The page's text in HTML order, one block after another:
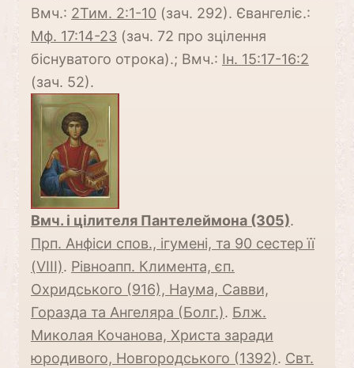
Вмч.: 2Тим. 2:1-10 (зач. 292). Євангеліє.:
Мф. 17:14-23 (зач. 72 про зцілення
біснуватого отрока).; Вмч.: Ін. 15:17-16:2
(зач. 52).
Вмч. і цілителя Пантелеймона (305).
Прп. Анфіси спов., ігумені, та 90 сестер її
(VIII). Рівноапп. Климента, єп.
Охридського (916), Наума, Савви,
Горазда та Ангеляра (Болг.). Блж.
Миколая Кочанова, Христа заради
юродивого, Новгородського (1392). Свт.